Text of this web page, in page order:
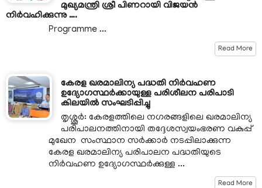
മുഖ്യമന്ത്രി ശ്രീ പിണറായി വിജയൻ
നിർവഹിക്കുന്നു ….
Programme ...
Read More
കേരള ഖരമാലിന്യ പദ്ധതി നിർവഹണ
ഉദ്യോഗസ്ഥർക്കായുള്ള പരിശീലന പരിപാടി
കിലയിൽ സംഘടിപ്പിച്ചു
തൃശ്ശൂർ: കേരളത്തിലെ നഗരങ്ങളിലെ ഖരമാലിന്യ
പരിപാലനത്തിനായി തദ്ദേശസ്വയംഭരണ വകുപ്പ്
മുഖേന സംസ്ഥാന സർക്കാർ നടപ്പിലാക്കുന്ന
കേരള ഖരമാലിന്യ പരിപാലന പദ്ധതിയുടെ
നിർവഹണ ഉദ്യോഗസ്ഥർക്കുള്ള ...
Read More